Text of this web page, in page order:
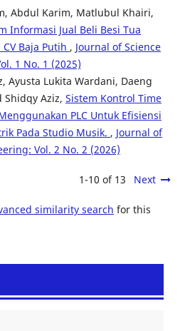
Abdul Karim, Matlubul Khairi,
Informasi Jual Beli Besi Tua
Baja Putih , Journal of Science
1 No. 1 (2025)
Ayusta Lukita Wardani, Daeng
Shidqy Aziz, Sistem Kontrol Time
PLC Untuk Efisiensi
Pada Studio Musik. , Journal of
Vol. 2 No. 2 (2026)
1-10 of 13 Next
similarity search for this